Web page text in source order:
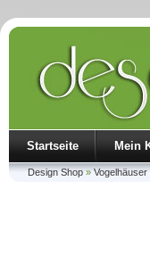
Startseite Mein
Design Shop»Vogelhäuser